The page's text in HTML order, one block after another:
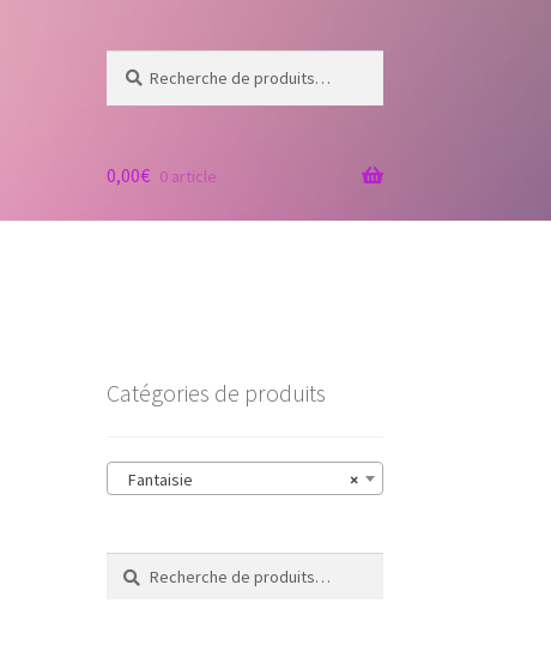
pour :
0,00€ 0 article
Catégories de produits
×
Fantaisie
Recherche
pour :
Recherche